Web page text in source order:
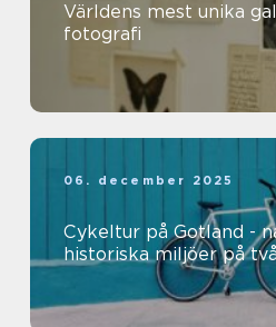
Världens mest unika
fotografi
06. december 2025
Cykeltur på Gotland -
historiska miljöer på